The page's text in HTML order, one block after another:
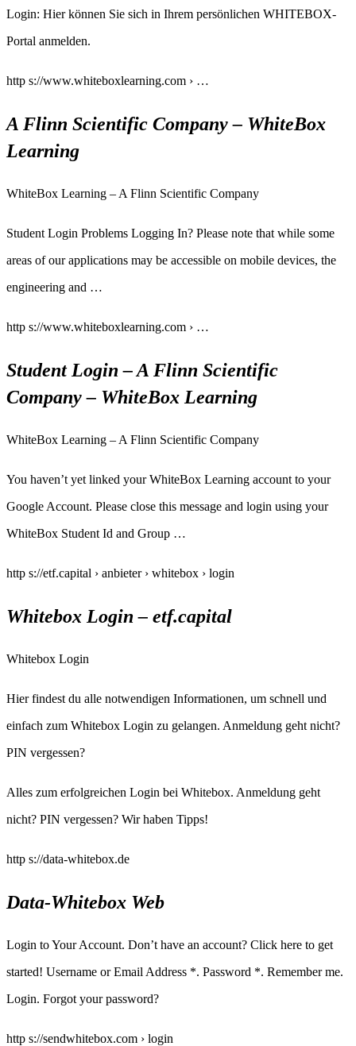
Login: Hier können Sie sich in Ihrem persönlichen WHITEBOX-
Portal anmelden.
http s://www.whiteboxlearning.com › …
A Flinn Scientific Company – WhiteBox
Learning
WhiteBox Learning – A Flinn Scientific Company
Student Login Problems Logging In? Please note that while some
areas of our applications may be accessible on mobile devices, the
engineering and …
http s://www.whiteboxlearning.com › …
Student Login – A Flinn Scientific
Company – WhiteBox Learning
WhiteBox Learning – A Flinn Scientific Company
You haven’t yet linked your WhiteBox Learning account to your
Google Account. Please close this message and login using your
WhiteBox Student Id and Group …
http s://etf.capital › anbieter › whitebox › login
Whitebox Login – etf.capital
Whitebox Login
Hier findest du alle notwendigen Informationen, um schnell und
einfach zum Whitebox Login zu gelangen. Anmeldung geht nicht?
PIN vergessen?
Alles zum erfolgreichen Login bei Whitebox. Anmeldung geht
nicht? PIN vergessen? Wir haben Tipps!
http s://data-whitebox.de
Data-Whitebox Web
Login to Your Account. Don’t have an account? Click here to get
started! Username or Email Address *. Password *. Remember me.
Login. Forgot your password?
http s://sendwhitebox.com › login